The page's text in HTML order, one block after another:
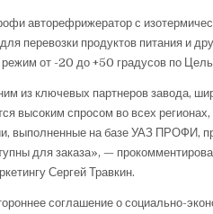
авторефрижератор с
перевозки продуктов питания и
от -20 до +50 градусов по
из ключевых партнеров завода,
высоким спросом во всех регионах,
выполненные на базе УАЗ ПРОФИ,
для заказа», —
Сергей Травкин.
соглашение о социально-